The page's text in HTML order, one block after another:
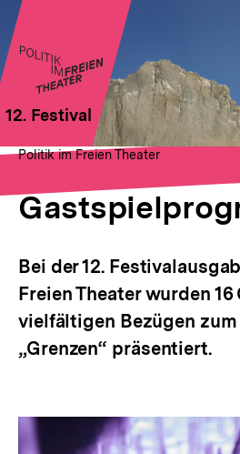
Direkt
zum
Seiteninhalt
springen
12. Festival
Gastspielprogramm
Brotkrümelnavigation
Politik im Freien Theater
Bei der 12.
Freien Theater wurden
vielfältigen Bezügen zum
„Grenzen“ präsentiert.